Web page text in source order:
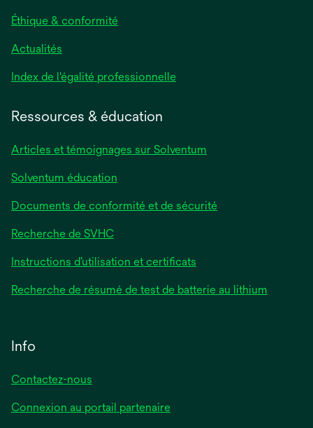
Éthique & conformité
Actualités
Index de l'égalité professionnelles’ouvre
onglet
Ressources & éducation
Articles et témoignages sur Solventum
Solventum éducation
Documents de conformité et de sécurité
Recherche de SVHC
Instructions d’utilisation et certificats
Recherche de résumé de test de batterie au lithium
Info
Contactez-nous
Connexion au portail partenaire